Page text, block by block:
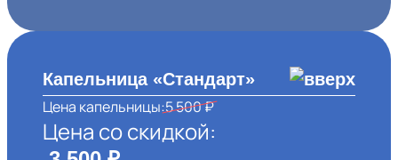
Капельница «Стандарт»
Цена капельницы:5 500 ₽
Цена со скидкой: